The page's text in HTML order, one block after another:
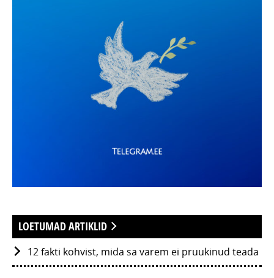
LOETUMAD ARTIKLID
12 fakti kohvist, mida sa varem ei pruukinud teada